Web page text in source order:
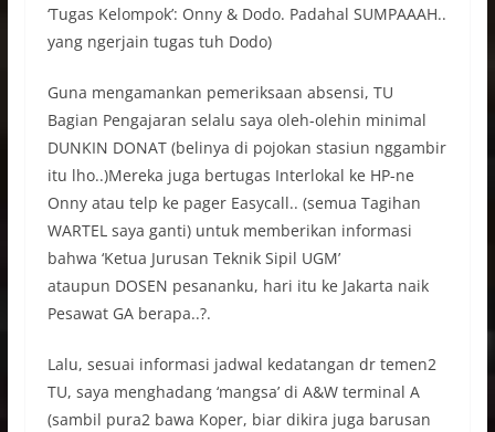
‘Tugas Kelompok’: Onny & Dodo. Padahal SUMPAAAH..
yang ngerjain tugas tuh Dodo)
Guna mengamankan pemeriksaan absensi, TU
Bagian Pengajaran selalu saya oleh-olehin minimal
DUNKIN DONAT (belinya di pojokan stasiun nggambir
itu lho..)Mereka juga bertugas Interlokal ke HP-ne
Onny atau telp ke pager Easycall.. (semua Tagihan
WARTEL saya ganti) untuk memberikan informasi
bahwa ‘Ketua Jurusan Teknik Sipil UGM’
ataupun DOSEN pesananku, hari itu ke Jakarta naik
Pesawat GA berapa..?.
Lalu, sesuai informasi jadwal kedatangan dr temen2
TU, saya menghadang ‘mangsa’ di A&W terminal A
(sambil pura2 bawa Koper, biar dikira juga barusan